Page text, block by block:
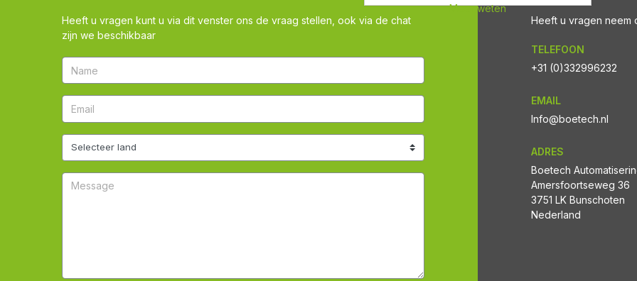
Heeft u vragen kunt u via dit venster ons de vraag stellen, ook via de chat
zijn we beschikbaar
Heeft u vragen neem
TELEFOON
+31 (0)332996232
EMAIL
Info@boetech.nl
ADRES
Boetech
Amersfoortseweg 36
3751 LK Bunschoten
Nederland
Meer weten